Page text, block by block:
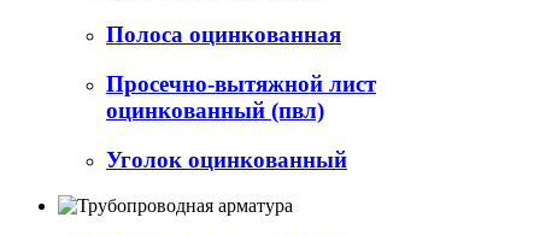
Полоса оцинкованная
Просечно-вытяжной лист
оцинкованный (пвл)
Уголок оцинкованный